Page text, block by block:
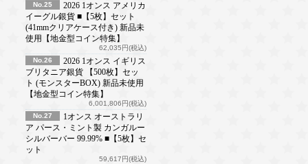
No.25
2026 1オンス アメリカ
イーグル銀貨 ■【5枚】セット
(41mmクリアケース付き) 新品未
使用【地金型コイン特集】
62,035円(税込)
No.26
2026 1オンス イギリス
ブリタニア銀貨 【500枚】セッ
ト (モンスターBOX) 新品未使用
【地金型コイン特集】
6,001,806円(税込)
No.27
1オンス オーストラリ
ア パース・ミント製 カンガルー
シルバーバー 99.99% ■【5枚】セ
ット
59,617円(税込)